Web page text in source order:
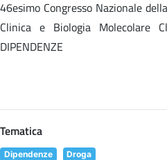
46esimo Congresso Nazionale
Clinica e Biologia Molecolare
DIPENDENZE
Tematica
Dipendenze Droga